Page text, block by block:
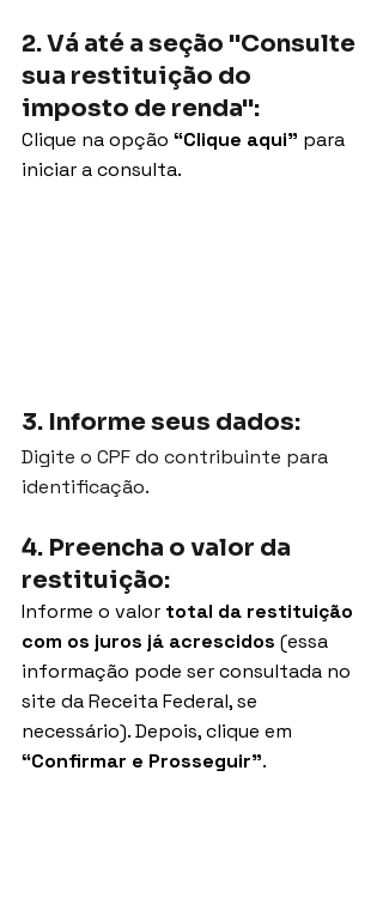
2. Vá até a seção "Consulte
sua restituição do
imposto de renda":
Clique na opção “Clique aqui” para
iniciar a consulta.
3. Informe seus dados:
Digite o CPF do contribuinte para
identificação.
4. Preencha o valor da
restituição:
Informe o valor total da restituição
com os juros já acrescidos (essa
informação pode ser consultada no
site da Receita Federal, se
necessário). Depois, clique em
“Confirmar e Prosseguir”.